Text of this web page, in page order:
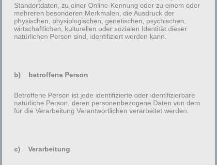
Standortdaten, zu einer Online-Kennung oder zu einem oder
mehreren besonderen Merkmalen, die Ausdruck der
physischen, physiologischen, genetischen, psychischen,
wirtschaftlichen, kulturellen oder sozialen Identität dieser
natürlichen Person sind, identifiziert werden kann.
b) betroffene Person
Betroffene Person ist jede identifizierte oder identifizierbare
natürliche Person, deren personenbezogene Daten von dem
für die Verarbeitung Verantwortlichen verarbeitet werden.
c) Verarbeitung